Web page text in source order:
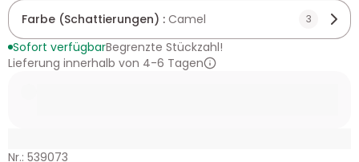
Farbe (Schattierungen) : Camel 3
Sofort verfügbarBegrenzte Stückzahl!
Lieferung innerhalb von 4-6 Tagen
Nr.: 539073